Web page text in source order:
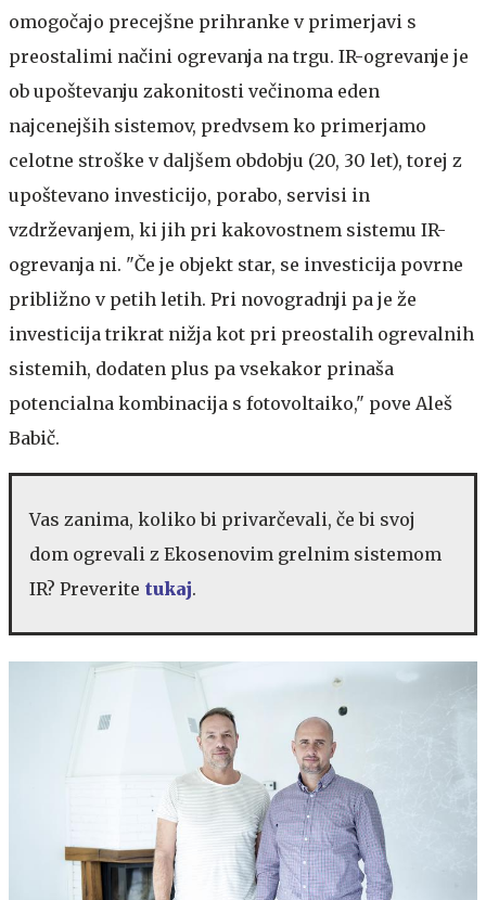
omogočajo precejšne prihranke v primerjavi s
preostalimi načini ogrevanja na trgu. IR-ogrevanje je
ob upoštevanju zakonitosti večinoma eden
najcenejših sistemov, predvsem ko primerjamo
celotne stroške v daljšem obdobju (20, 30 let), torej z
upoštevano investicijo, porabo, servisi in
vzdrževanjem, ki jih pri kakovostnem sistemu IR-
ogrevanja ni. "Če je objekt star, se investicija povrne
približno v petih letih. Pri novogradnji pa je že
investicija trikrat nižja kot pri preostalih ogrevalnih
sistemih, dodaten plus pa vsekakor prinaša
potencialna kombinacija s fotovoltaiko," pove Aleš
Babič.
Vas zanima, koliko bi privarčevali, če bi svoj
dom ogrevali z Ekosenovim grelnim sistemom
IR? Preverite tukaj.